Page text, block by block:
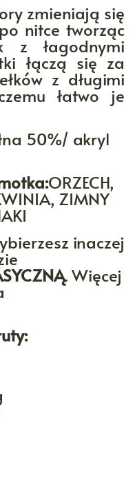
zmieniają się
nitce tworząc
z łagodnymi
łączą się za
z długimi
łatwo je
50%/ akryl
ORZECH,
ZIMNY
inaczej
. Więcej